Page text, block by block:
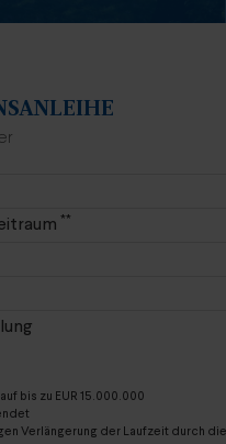
**
bis zu EUR 15.000.000
Verlängerung der Laufzeit durch